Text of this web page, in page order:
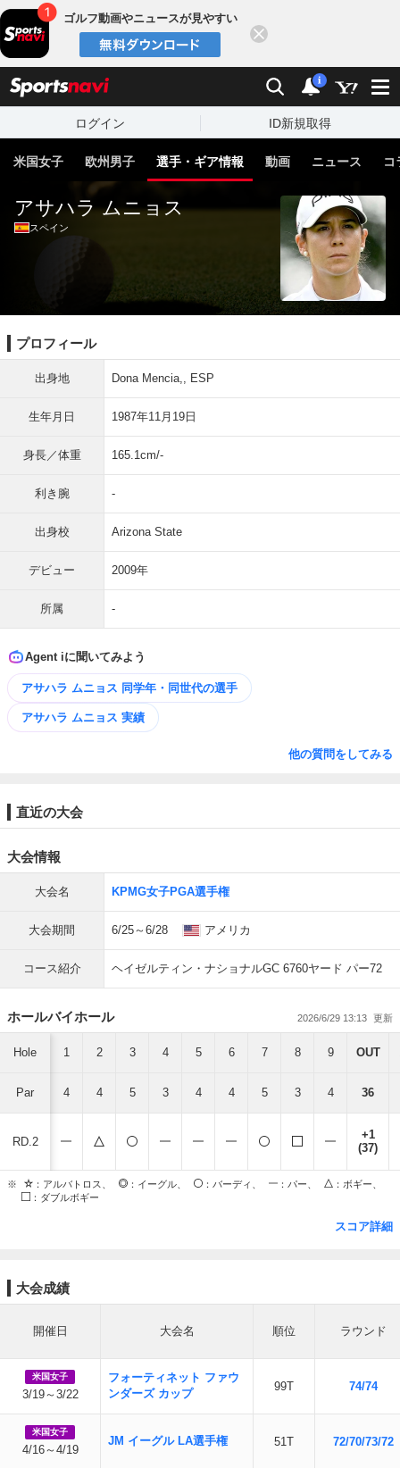
ゴルフ動画やニュースが見やすい
検索 通知
i
ログイン ID新規取得
米国女子 欧州男子 選手・ギア情報 動画 ニュース コ
アサハラ ムニョス
スペイン
プロフィール
出身地 Dona Mencia,, ESP
生年月日 1987年11月19日
身長／体重 165.1cm/-
利き腕 -
出身校 Arizona State
デビュー 2009年
所属 -
Agent iに聞いてみよう
アサハラ ムニョス 同学年・同世代の選手
アサハラ ムニョス 実績
他の質問をしてみる
直近の大会
大会情報
大会名 KPMG女子PGA選手権
大会期間 6/25～6/28 アメリカ
コース紹介 ヘイゼルティン・ナショナルGC 6760ヤード パー72
ホールバイホール 2026/6/29 13:13
Hole
Par
RD.2
1 2 3 4 5 6 7 8 9 OUT
4 4 5 3 4 4 5 3 4 36
+1
(37)
※ ：アルバトロス、 ：イーグル、 ：バーディ、 ：パー、
：ボギー、
：ダブルボギー
スコア詳細
大会成績
開催日 大会名 順位 ラウンド
米国女子
3/19～3/22
フォーティネット ファウ
ンダーズ カップ
99T 74/74
米国女子
4/16～4/19
JM イーグル LA選手権 51T 72/70/73/72